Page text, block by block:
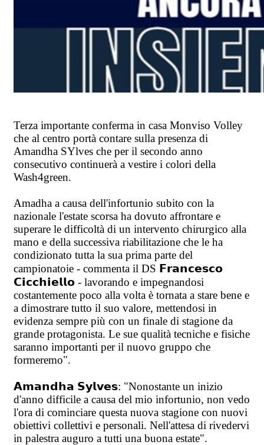
Terza importante conferma in casa Monviso Volley
che al centro portà contare sulla presenza di
Amandha SYlves che per il secondo anno
consecutivo continuerà a vestire i colori della
Wash4green.
Amadha a causa dell'infortunio subito con la
nazionale l'estate scorsa ha dovuto affrontare e
superare le difficoltà di un intervento chirurgico alla
mano e della successiva riabilitazione che le ha
condizionato tutta la sua prima parte del
campionatoie - commenta il DS 𝗙𝗿𝗮𝗻𝗰𝗲𝘀𝗰𝗼
𝗖𝗶𝗰𝗰𝗵𝗶𝗲𝗹𝗹𝗼 - lavorando e impegnandosi
costantemente poco alla volta è tornata a stare bene e
a dimostrare tutto il suo valore, mettendosi in
evidenza sempre più con un finale di stagione da
grande protagonista. Le sue qualità tecniche e fisiche
saranno importanti per il nuovo gruppo che
formeremo".
𝗔𝗺𝗮𝗻𝗱𝗵𝗮 𝗦𝘆𝗹𝘃𝗲𝘀: "Nonostante un inizio
d'anno difficile a causa del mio infortunio, non vedo
l'ora di cominciare questa nuova stagione con nuovi
obiettivi collettivi e personali. Nell'attesa di rivedervi
in ​​palestra auguro a tutti una buona estate".